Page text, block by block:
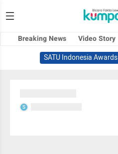
Breaking News Video Story
SATU Indonesia Awards
S